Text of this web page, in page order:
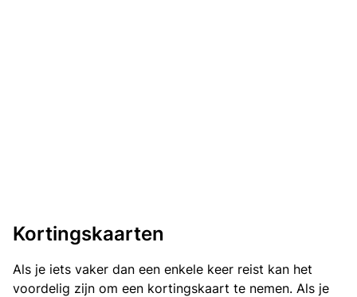
Kortingskaarten
Als je iets vaker dan een enkele keer reist kan het
voordelig zijn om een kortingskaart te nemen. Als je